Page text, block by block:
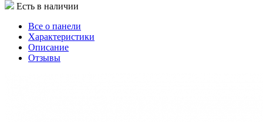
Есть в наличии
Все о панели
Характеристики
Описание
Отзывы